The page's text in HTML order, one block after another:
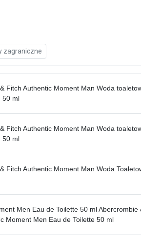
zagraniczne
Fitch Authentic Moment Man Woda
50 ml
Fitch Authentic Moment Man Woda
50 ml
Fitch Authentic Moment Man Woda
Men Eau de Toilette 50 ml Abercrombie
Moment Men Eau de Toilette 50 ml